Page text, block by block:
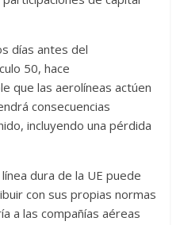
días antes del
50, hace
que las aerolíneas actúen
consecuencias
incluyendo una pérdida
dura de la UE puede
con sus propias normas
a las compañías aéreas